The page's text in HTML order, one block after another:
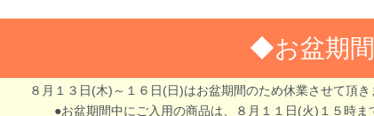
◆お盆期
８月１３日(木)～１６日(日)はお盆期間のため休業させて頂き
●お盆期間中にご入用の商品は、８月１１日(火)１５時ま